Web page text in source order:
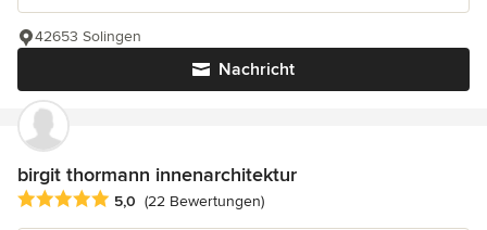
Nachricht
42653 Solingen
birgit thormann innenarchitektur
Durchschnittliche Bewertung: 5 von 5 Sternen
5,0 (22 Bewertungen)